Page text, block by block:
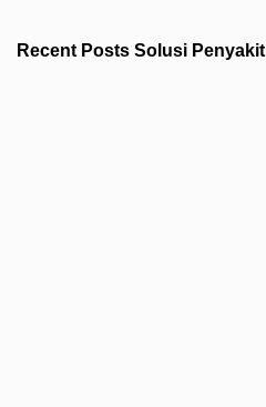
Recent Posts Solusi Penyakit